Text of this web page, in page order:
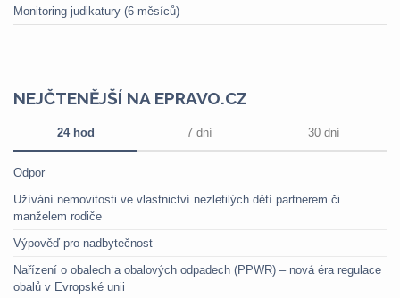
Monitoring judikatury (6 měsíců)
NEJČTENĚJŠÍ NA EPRAVO.CZ
24 hod 7 dní 30 dní
Odpor
Užívání nemovitosti ve vlastnictví nezletilých dětí partnerem či
manželem rodiče
Výpověď pro nadbytečnost
Nařízení o obalech a obalových odpadech (PPWR) – nová éra regulace
obalů v Evropské unii